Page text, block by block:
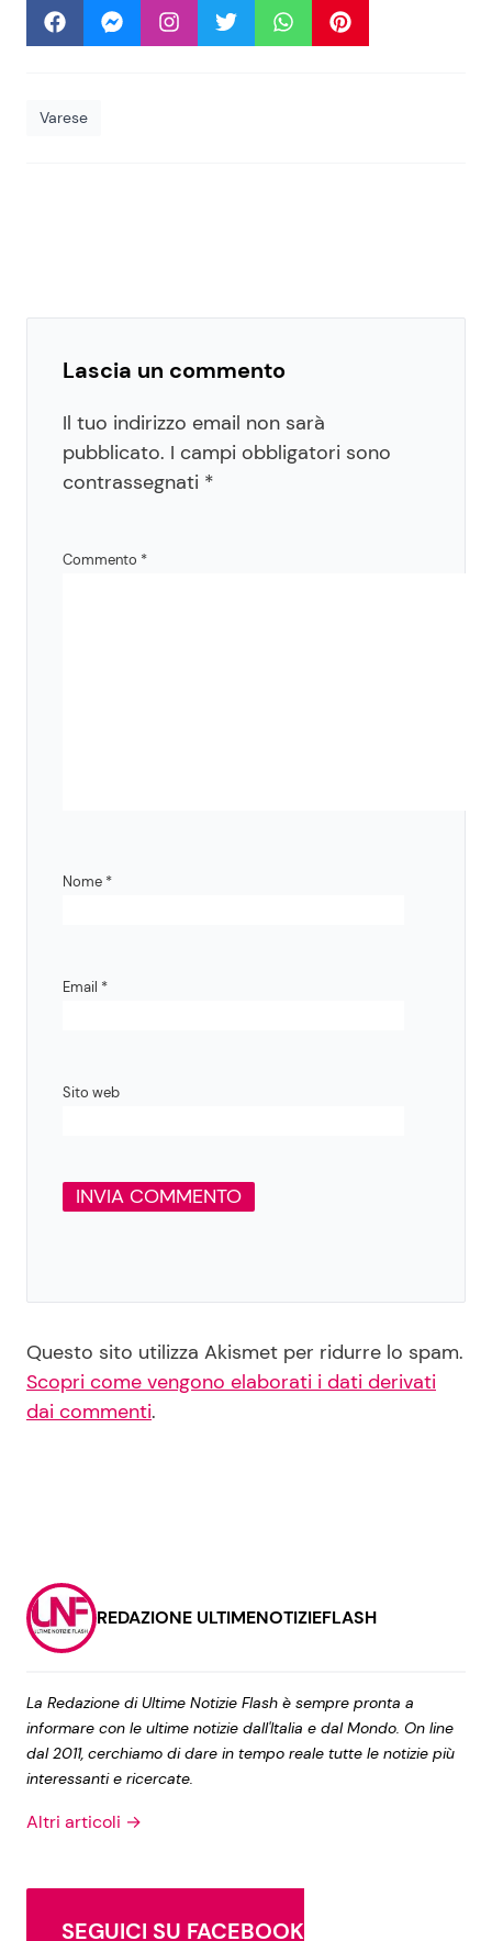
Varese
Lascia un commento
Il tuo indirizzo email non sarà
pubblicato. I campi obbligatori sono
contrassegnati *
Commento *
Nome *
Email *
Sito web
Questo sito utilizza Akismet per ridurre lo spam.
Scopri come vengono elaborati i dati derivati
dai commenti.
REDAZIONE ULTIMENOTIZIEFLASH
La Redazione di Ultime Notizie Flash è sempre pronta a
informare con le ultime notizie dall'Italia e dal Mondo. On line
dal 2011, cerchiamo di dare in tempo reale tutte le notizie più
interessanti e ricercate.
Altri articoli →
SEGUICI SU FACEBOOK